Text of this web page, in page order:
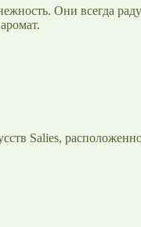
Они всегда
Salies,